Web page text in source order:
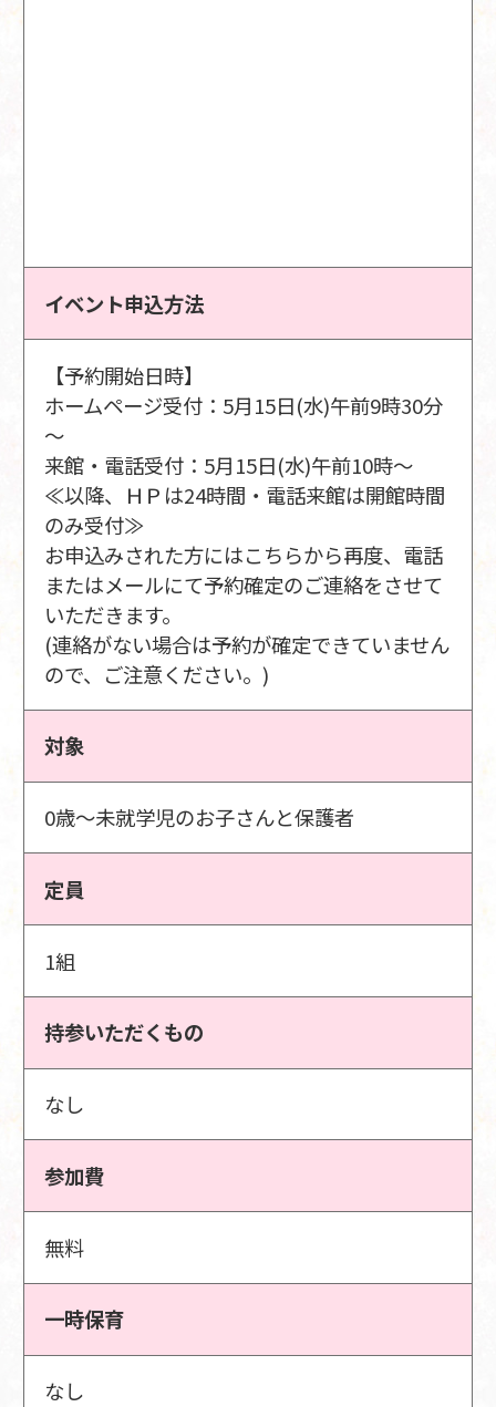
イベント申込方法
【予約開始日時】
ホームページ受付：5月15日(水)午前9時30分
～
来館・電話受付：5月15日(水)午前10時～
≪以降、ＨＰは24時間・電話来館は開館時間
のみ受付≫
お申込みされた方にはこちらから再度、電話
またはメールにて予約確定のご連絡をさせて
いただきます。
(連絡がない場合は予約が確定できていません
ので、ご注意ください。)
対象
0歳～未就学児のお子さんと保護者
定員
1組
持参いただくもの
なし
参加費
無料
一時保育
なし